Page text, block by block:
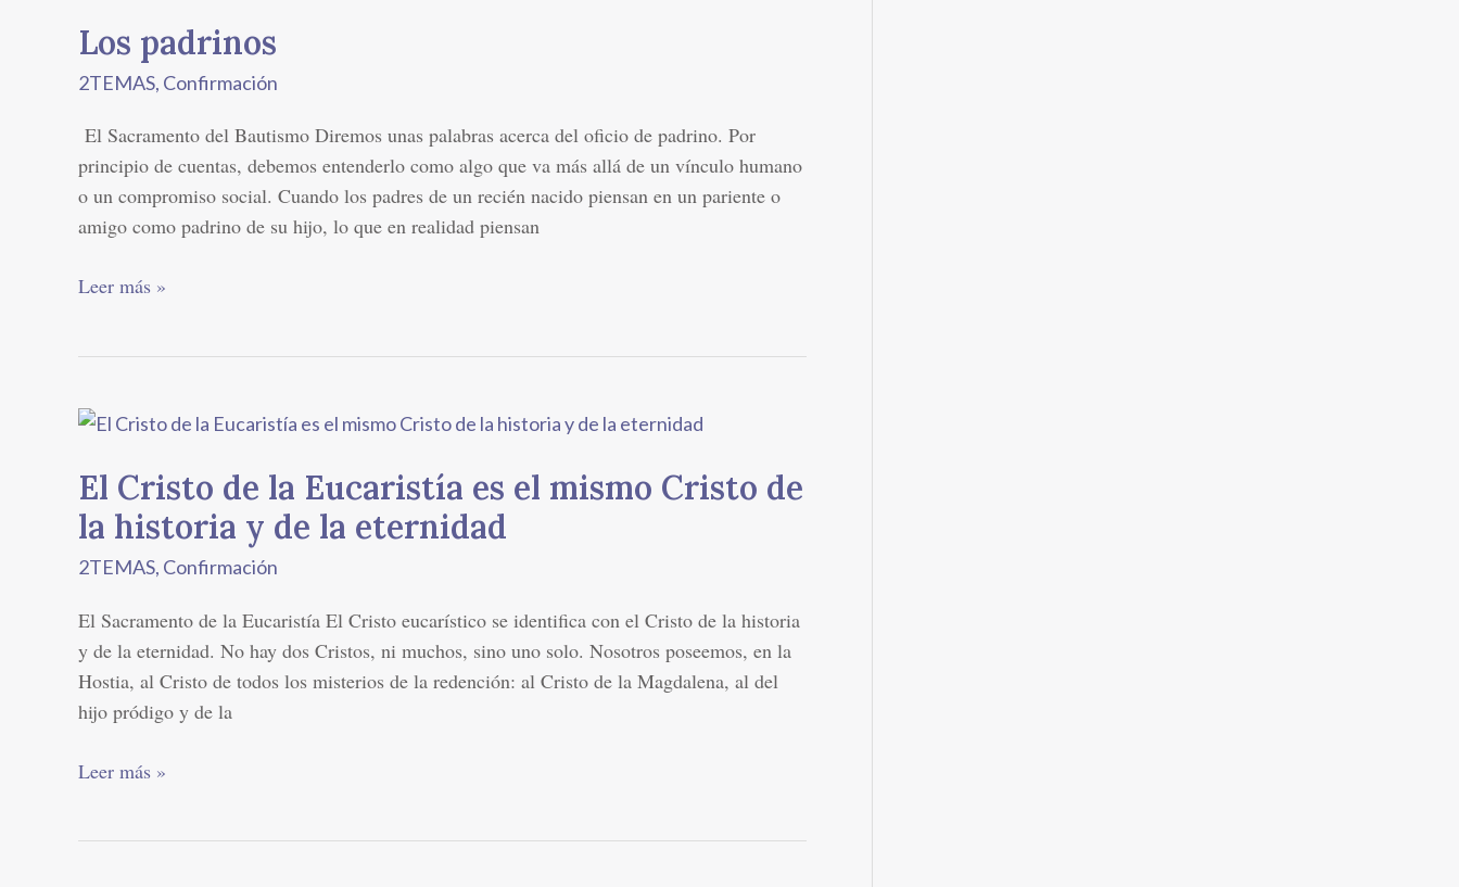
Los padrinos
2TEMAS, Confirmación
El Sacramento del Bautismo Diremos unas palabras acerca del oficio de padrino. Por
principio de cuentas, debemos entenderlo como algo que va más allá de un vínculo humano
o un compromiso social. Cuando los padres de un recién nacido piensan en un pariente o
amigo como padrino de su hijo, lo que en realidad piensan
Leer más »
El Cristo de la Eucaristía es el mismo Cristo de
la historia y de la eternidad
2TEMAS, Confirmación
El Sacramento de la Eucaristía El Cristo eucarístico se identifica con el Cristo de la historia
y de la eternidad. No hay dos Cristos, ni muchos, sino uno solo. Nosotros poseemos, en la
Hostia, al Cristo de todos los misterios de la redención: al Cristo de la Magdalena, al del
hijo pródigo y de la
El
de
la
Eucaristía
es
mismo
Cristo
de
la
y
la
Leer más »